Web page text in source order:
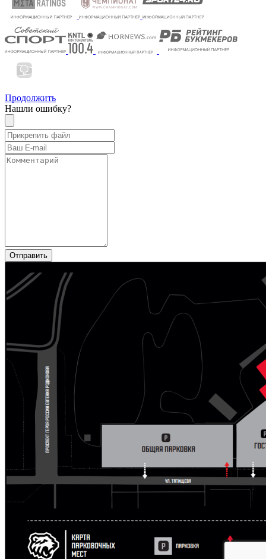
Продолжить
Нашли ошибку?